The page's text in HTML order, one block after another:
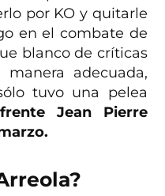
por KO y quitarle
en el combate de
blanco de críticas
adecuada,
tuvo una pelea
Jean Pierre